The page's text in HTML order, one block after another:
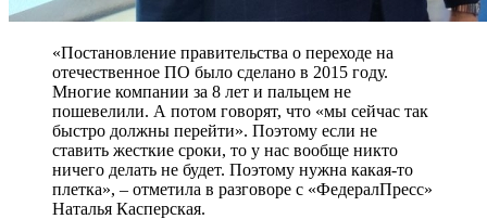
«Постановление правительства о переходе на
отечественное ПО было сделано в 2015 году.
Многие компании за 8 лет и пальцем не
пошевелили. А потом говорят, что «мы сейчас так
быстро должны перейти». Поэтому если не
ставить жесткие сроки, то у нас вообще никто
ничего делать не будет. Поэтому нужна какая-то
плетка», – отметила в разговоре с «ФедералПресс»
Наталья Касперская.